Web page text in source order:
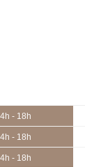
- 18h
- 18h
- 18h